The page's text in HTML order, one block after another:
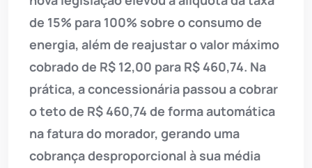
de 15% para 100% sobre o consumo de
energia, além de reajustar o valor máximo
cobrado de R$ 12,00 para R$ 460,74. Na
prática, a concessionária passou a cobrar
o teto de R$ 460,74 de forma automática
na fatura do morador, gerando uma
cobrança desproporcional à sua média